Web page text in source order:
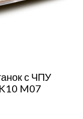
с ЧПУ
M07